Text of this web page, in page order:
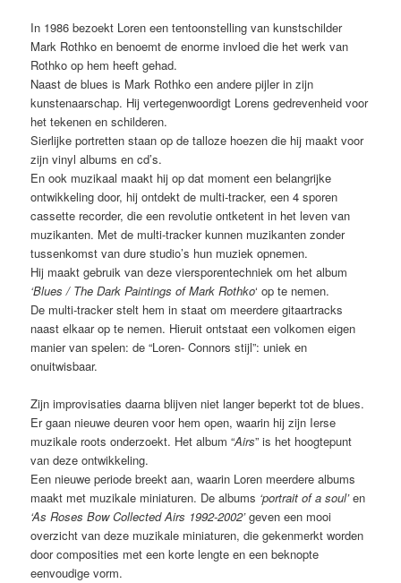
In 1986 bezoekt Loren een tentoonstelling van kunstschilder
Mark Rothko en benoemt de enorme invloed die het werk van
Rothko op hem heeft gehad.
Naast de blues is Mark Rothko een andere pijler in zijn
kunstenaarschap. Hij vertegenwoordigt Lorens gedrevenheid voor
het tekenen en schilderen.
Sierlijke portretten staan op de talloze hoezen die hij maakt voor
zijn vinyl albums en cd’s.
En ook muzikaal maakt hij op dat moment een belangrijke
ontwikkeling door, hij ontdekt de multi-tracker, een 4 sporen
cassette recorder, die een revolutie ontketent in het leven van
muzikanten. Met de multi-tracker kunnen muzikanten zonder
tussenkomst van dure studio’s hun muziek opnemen.
Hij maakt gebruik van deze viersporentechniek om het album
‘Blues / The Dark Paintings of Mark Rothko‘ op te nemen.
De multi-tracker stelt hem in staat om meerdere gitaartracks
naast elkaar op te nemen. Hieruit ontstaat een volkomen eigen
manier van spelen: de “Loren- Connors stijl”: uniek en
onuitwisbaar.
Zijn improvisaties daarna blijven niet langer beperkt tot de blues.
Er gaan nieuwe deuren voor hem open, waarin hij zijn Ierse
muzikale roots onderzoekt. Het album “Airs” is het hoogtepunt
van deze ontwikkeling.
Een nieuwe periode breekt aan, waarin Loren meerdere albums
maakt met muzikale miniaturen. De albums ‘portrait of a soul’en
‘As Roses Bow Collected Airs 1992-2002’geven een mooi
overzicht van deze muzikale miniaturen, die gekenmerkt worden
door composities met een korte lengte en een beknopte
eenvoudige vorm.